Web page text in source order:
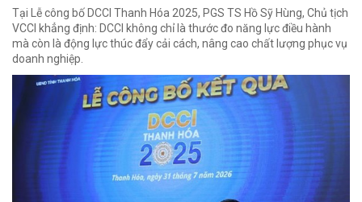
Tại Lễ công bố DCCI Thanh Hóa 2025, PGS TS Hồ Sỹ Hùng, Chủ tịch
VCCI khẳng định: DCCI không chỉ là thước đo năng lực điều hành
mà còn là động lực thúc đẩy cải cách, nâng cao chất lượng phục vụ
doanh nghiệp.